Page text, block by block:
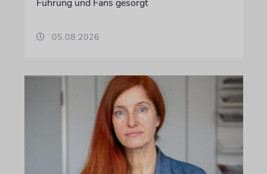
Führung und Fans gesorgt
05.08.2026